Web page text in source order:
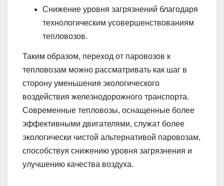
Снижение уровня загрязнений благодаря
технологическим усовершенствованиям
тепловозов.
Таким образом, переход от паровозов к
тепловозам можно рассматривать как шаг в
сторону уменьшения экологического
воздействия железнодорожного транспорта.
Современные тепловозы, оснащенные более
эффективными двигателями, служат более
экологически чистой альтернативой паровозам,
способствуя снижению уровня загрязнения и
улучшению качества воздуха.